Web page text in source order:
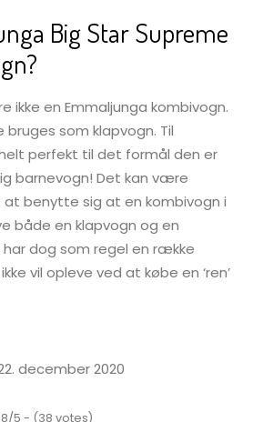
Big Star Supreme
ikke en Emmaljunga kombivogn.
bruges som klapvogn. Til
perfekt til det formål den er
barnevogn! Det kan være
at benytte sig at en kombivogn i
både en klapvogn og en
har dog som regel en række
vil opleve ved at købe en ‘ren’
december 2020
5 - (38 votes)